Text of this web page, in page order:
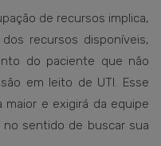
de recursos implica,
recursos disponíveis,
do paciente que não
em leito de UTI. Esse
e exigirá da equipe
sentido de buscar sua